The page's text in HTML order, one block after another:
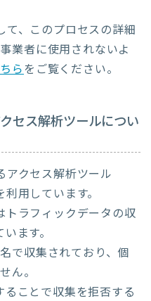
、このプロセスの詳細
業者に使用されないよ
ら をご覧ください。
セス解析ツールについ
クセス解析ツール
用しています。
ラフィックデータの収
ます。
で収集されており、個
ん。
ことで収集を拒否する